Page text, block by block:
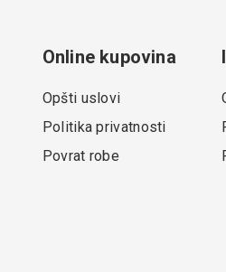
Online kupovina
Opšti uslovi
Politika privatnosti
Povrat robe